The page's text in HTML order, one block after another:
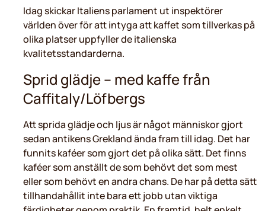
Idag skickar Italiens parlament ut inspektörer
världen över för att intyga att kaffet som tillverkas på
olika platser uppfyller de italienska
kvalitetsstandarderna.
Sprid glädje – med kaffe från
Caffitaly/Löfbergs
Att sprida glädje och ljus är något människor gjort
sedan antikens Grekland ända fram till idag. Det har
funnits kaféer som gjort det på olika sätt. Det finns
kaféer som anställt de som behövt det som mest
eller som behövt en andra chans. De har på detta sätt
tillhandahållit inte bara ett jobb utan viktiga